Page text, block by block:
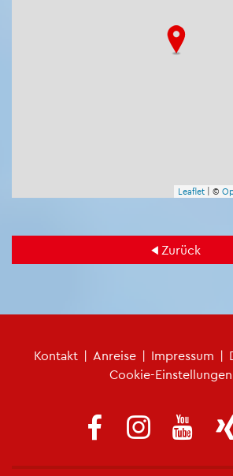
Leaf­let | ©
Zu­rück
Kon­takt | An­rei­se | Im­pres­sum |
Coo­kie-Ein­stel­lun­gen